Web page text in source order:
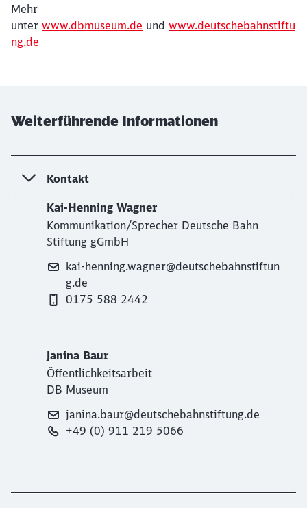
Mehr
unter www.dbmuseum.de und www.deutschebahnstiftu
ng.de
Weiterführende Informationen
Kontakt
Kai-Henning Wagner
Kommunikation/Sprecher Deutsche Bahn
Stiftung gGmbH
kai-henning.wagner@deutschebahnstiftun
g.de
0175 588 2442
Janina Baur
Öffentlichkeitsarbeit
DB Museum
janina.baur@deutschebahnstiftung.de
+49 (0) 911 219 5066